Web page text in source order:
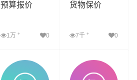
预算报价
1万+ 0
查看详细
货物保价
7千 + 0
查看详细